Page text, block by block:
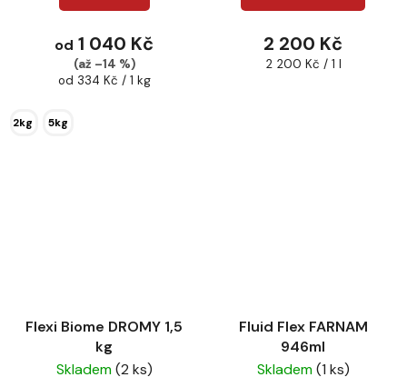
od 1 040 Kč
(až –14 %)
Měrná
od 334 Kč / 1 kg
2kg 5kg
2 200 Kč
Měrná
2 200 Kč / 1 l
Flexi Biome DROMY 1,5
kg
Skladem(2 ks)
Fluid Flex FARNAM
946ml
Skladem(1 ks)